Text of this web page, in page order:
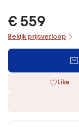
€ 559
Bekijk prijsverloop
Like